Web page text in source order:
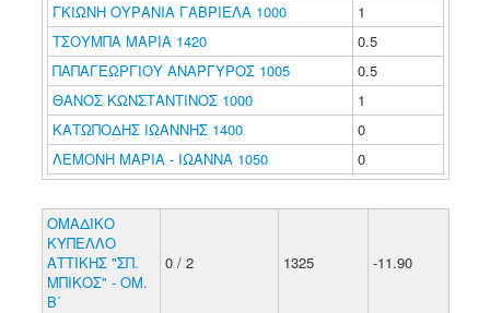
ΓΚΙΩΝΗ ΟΥΡΑΝΙΑ ΓΑΒΡΙΕΛΑ 1000
1
ΤΣΟΥΜΠΑ ΜΑΡΙΑ 1420
0.5
ΠΑΠΑΓΕΩΡΓΙΟΥ ΑΝΑΡΓΥΡΟΣ 1005
0.5
ΘΑΝΟΣ ΚΩΝΣΤΑΝΤΙΝΟΣ 1000
1
ΚΑΤΩΠΟΔΗΣ ΙΩΑΝΝΗΣ 1400
0
ΛΕΜΟΝΗ ΜΑΡΙΑ - ΙΩΑΝΝΑ 1050
0
ΟΜΑΔΙΚΟ
ΚΥΠΕΛΛΟ
ΑΤΤΙΚΗΣ "ΣΠ.
ΜΠΙΚΟΣ" - ΟΜ.
Β΄
0 / 2 1325 -11.90